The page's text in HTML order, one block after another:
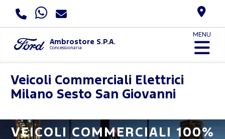
Ambrostore S.P.A.
Concessionaria
MENU
Veicoli Commerciali Elettrici
Milano Sesto San Giovanni
VEICOLI COMMERCIALI 100%